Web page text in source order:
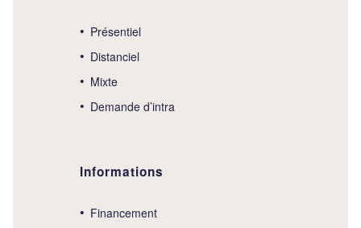
Présentiel
Distanciel
Mixte
Demande d’intra
Informations
Financement